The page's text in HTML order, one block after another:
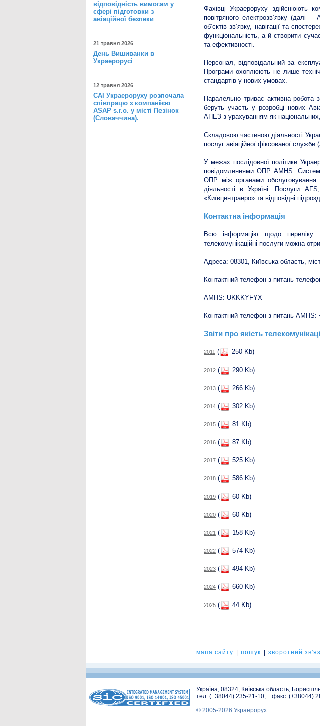
відповідність вимогам у
сфері підготовки з
авіаційної безпеки
21 травня 2026
День Вишиванки в
Украерорусі
12 травня 2026
САІ Украероруху розпочала
співпрацю з компанією
ASAP s.r.o. у місті Пезінок
(Словаччина).
Фахівці Украероруху здійснюють
повітряного електрозв’язку
об’єктів зв’язку, навігації та
функціональність, а й створити
та ефективності.
Персонал, відповідальний за
Програми охоплюють не лише
стандартів у нових умовах.
Паралельно триває активна робота
беруть участь у розробці нових
АПЕЗ з урахуванням як
Складовою частиною діяльності
послуг авіаційної фіксованої служби
У межах послідовної політики
повідомленнями ОПР AMHS.
ОПР між органами обслуговування
діяльності в Україні. Послуги
«Київцентраеро» та відповідні
Контактна інформація
Всю інформацію щодо переліку
телекомунікаційні послуги можна
Адреса: 08301, Київська область,
Контактний телефон з питань
AMHS: UKKKYFYX
Контактний телефон з питань AMHS:
Звіти про якість
2011 ( 250 Kb)
2012 ( 290 Kb)
2013 ( 266 Kb)
2014 ( 302 Kb)
2015 ( 81 Kb)
2016 ( 87 Kb)
2017 ( 525 Kb)
2018 ( 586 Kb)
2019 ( 60 Kb)
2020 ( 60 Kb)
2021 ( 158 Kb)
2022 ( 574 Kb)
2023 ( 494 Kb)
2024 ( 660 Kb)
2025 ( 44 Kb)
мапа сайту пошук зворотний
Україна, 08324, Київська область,
тел: (+38044) 235-21-10, факс: (+38044)
© 2005-2026 Украерорух